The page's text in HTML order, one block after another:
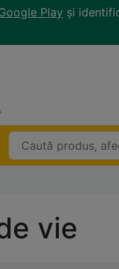
Play și
vie